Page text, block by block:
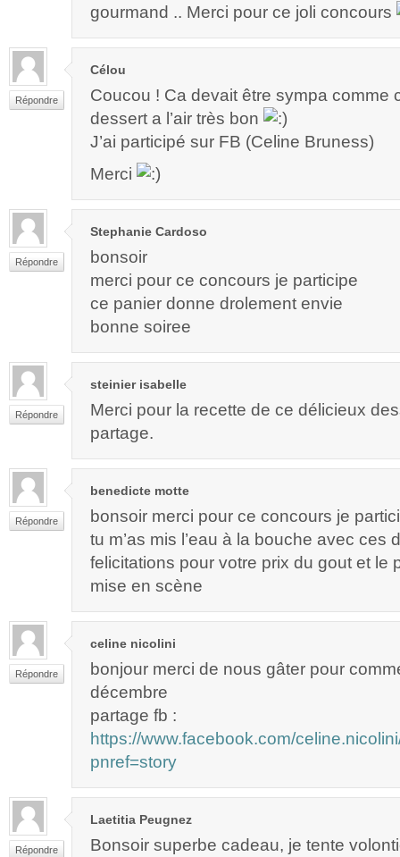
gourmand .. Merci pour ce joli concours
Répondre
Célou
Coucou ! Ca devait être sympa comme
dessert a l’air très bon
J’ai participé sur FB (Celine Bruness)
Merci
Répondre
Stephanie Cardoso
bonsoir
merci pour ce concours je participe
ce panier donne drolement envie
bonne soiree
Répondre
steinier isabelle
Merci pour la recette de ce délicieux
partage.
Répondre
benedicte motte
bonsoir merci pour ce concours je
tu m’as mis l’eau à la bouche avec ces
felicitations pour votre prix du gout et le
mise en scène
Répondre
celine nicolini
bonjour merci de nous gâter pour
décembre
partage fb :
https://www.facebook.com/
pnref=story
Répondre
Laetitia Peugnez
Bonsoir superbe cadeau, je tente